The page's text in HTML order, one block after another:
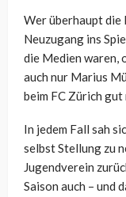
Wer überhaupt die
Neuzugang ins
die Medien waren,
auch nur Marius
beim FC Zürich
In jedem Fall sah
selbst Stellung zu
Jugendverein
Saison auch – und